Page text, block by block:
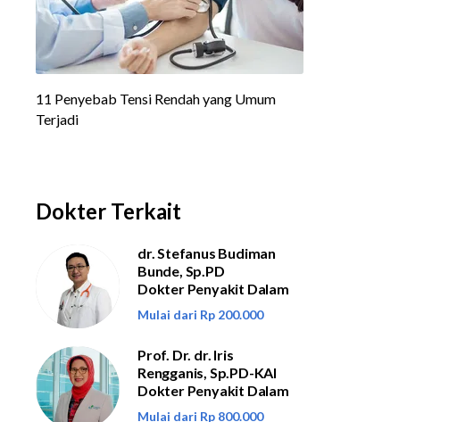
Dokter Terkait